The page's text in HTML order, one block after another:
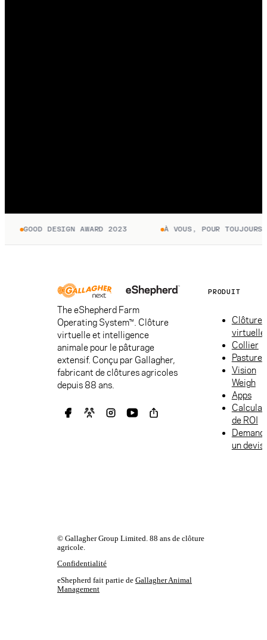
GOOD DESIGN AWARD 2023 À VOUS, POUR TOUJOURS.
The eShepherd Farm
Operating System™. Clôture
virtuelle et intelligence
animale pour le pâturage
extensif. Conçu par Gallagher,
fabricant de clôtures agricoles
depuis 88 ans.
PRODUIT
Clôture
virtuelle
Collier
Pasture
Vision
Weigh
Apps
de ROI
un devis
© Gallagher Group Limited. 88 ans de clôture
agricole.
Confidentialité
eShepherd fait partie de Gallagher Animal
Management